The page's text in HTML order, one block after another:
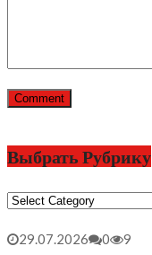
Выбрать Рубрику
Выбрать
29.07.2026
0 9